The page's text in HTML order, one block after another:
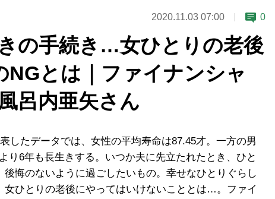
2020.11.03 07:00 0
の手続き…女ひとりの老後
NGとは｜ファイナンシャ
呂内亜矢さん
したデータでは、女性の平均寿命は87.45才。一方の男
り6年も長生きする。いつか夫に先立たれたとき、ひと
後悔のないように過ごしたいもの。幸せなひとりぐらし
女ひとりの老後にやってはいけないこととは…。ファイ